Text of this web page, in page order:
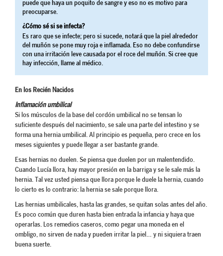
puede que haya un poquito de sangre y eso no es motivo para
preocuparse.
¿Cómo sé si se infecta?
Es raro que se infecte; pero si sucede, notará que la piel alrededor
del muñón se pone muy roja e inflamada. Eso no debe confundirse
con una irritación leve causada por el roce del muñón. Si cree que
hay infección, llame al médico.
En los Recién Nacidos
Inflamación umbilical
Si los músculos de la base del cordón umbilical no se tensan lo
suficiente después del nacimiento, se sale una parte del intestino y se
forma una hernia umbilical. Al principio es pequeña, pero crece en los
meses siguientes y puede llegar a ser bastante grande.
Esas hernias no duelen. Se piensa que duelen por un malentendido.
Cuando Lucía llora, hay mayor presión en la barriga y se le sale más la
hernia. Tal vez usted piensa que llora porque le duele la hernia, cuando
lo cierto es lo contrario: la hernia se sale porque llora.
Las hernias umbilicales, hasta las grandes, se quitan solas antes del año.
Es poco común que duren hasta bien entrada la infancia y haya que
operarlas. Los remedios caseros, como pegar una moneda en el
ombligo, no sirven de nada y pueden irritar la piel… y ni siquiera traen
buena suerte.